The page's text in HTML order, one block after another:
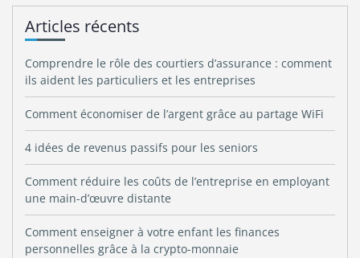
Articles récents
Comprendre le rôle des courtiers d’assurance : comment
ils aident les particuliers et les entreprises
Comment économiser de l’argent grâce au partage WiFi
4 idées de revenus passifs pour les seniors
Comment réduire les coûts de l’entreprise en employant
une main-d’œuvre distante
Comment enseigner à votre enfant les finances
personnelles grâce à la crypto-monnaie